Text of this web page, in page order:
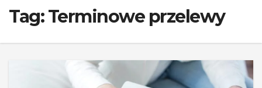
Tag:Terminowe przelewy